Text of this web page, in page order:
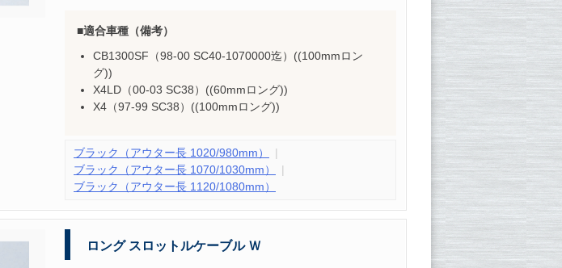
適合車種（備考）
CB1300SF（98-00 SC40-1070000迄）((100mmロン
グ))
X4LD（00-03 SC38）((60mmロング))
X4（97-99 SC38）((100mmロング))
ブラック（アウター長 1020/980mm）
ブラック（アウター長 1070/1030mm）
ブラック（アウター長 1120/1080mm）
ロング スロットルケーブル Ｗ